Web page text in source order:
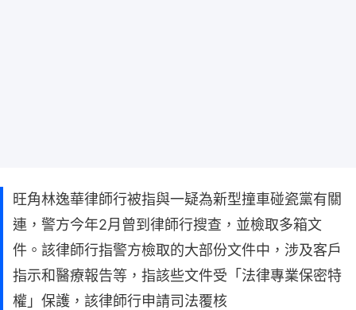
旺角林逸華律師行被指與一疑為新型撞車碰瓷黨有關
連，警方今年2月曾到律師行搜查，並檢取多箱文
件。該律師行指警方檢取的大部份文件中，涉及客戶
指示和醫療報告等，指該些文件受「法律專業保密特
權」保護，該律師行申請司法覆核